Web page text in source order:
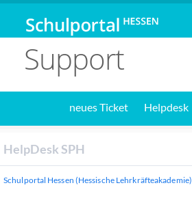
Support
neues Ticket Helpdesk
HelpDesk SPH
Schulportal Hessen (Hessische Lehrkräfteakademie)